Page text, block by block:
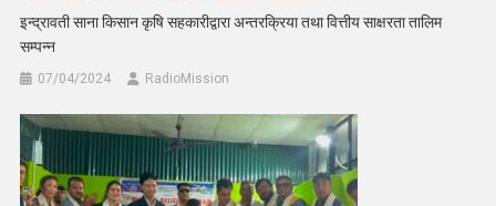
इन्द्रावती साना किसान कृषि सहकारीद्वारा अन्तरक्रिया तथा वित्तीय साक्षरता तालिम
सम्पन्न
07/04/2024 RadioMission